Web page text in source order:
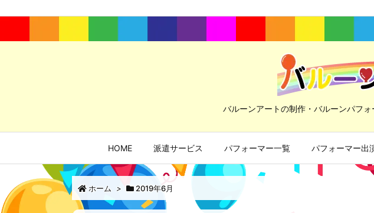
バルーンアートの制作・バルーンパフ
HOME 派遣サービス パフォーマー一覧 パフォーマー出
ホーム > 2019年6月